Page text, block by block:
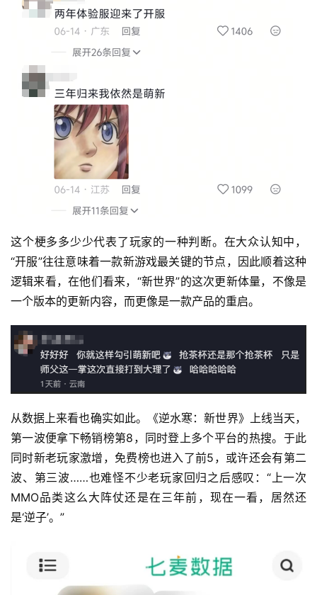
这个梗多多少少代表了玩家的一种判断。在大众认知中，
“开服”往往意味着一款新游戏最关键的节点，因此顺着这种
逻辑来看，在他们看来，“新世界”的这次更新体量，不像是
一个版本的更新内容，而更像是一款产品的重启。
从数据上来看也确实如此。《逆水寒：新世界》上线当天，
第一波便拿下畅销榜第8，同时登上多个平台的热搜。于此
同时新老玩家激增，免费榜也进入了前5，或许还会有第二
波、第三波……也难怪不少老玩家回归之后感叹：“上一次
MMO品类这么大阵仗还是在三年前，现在一看，居然还
是‘逆子’。”